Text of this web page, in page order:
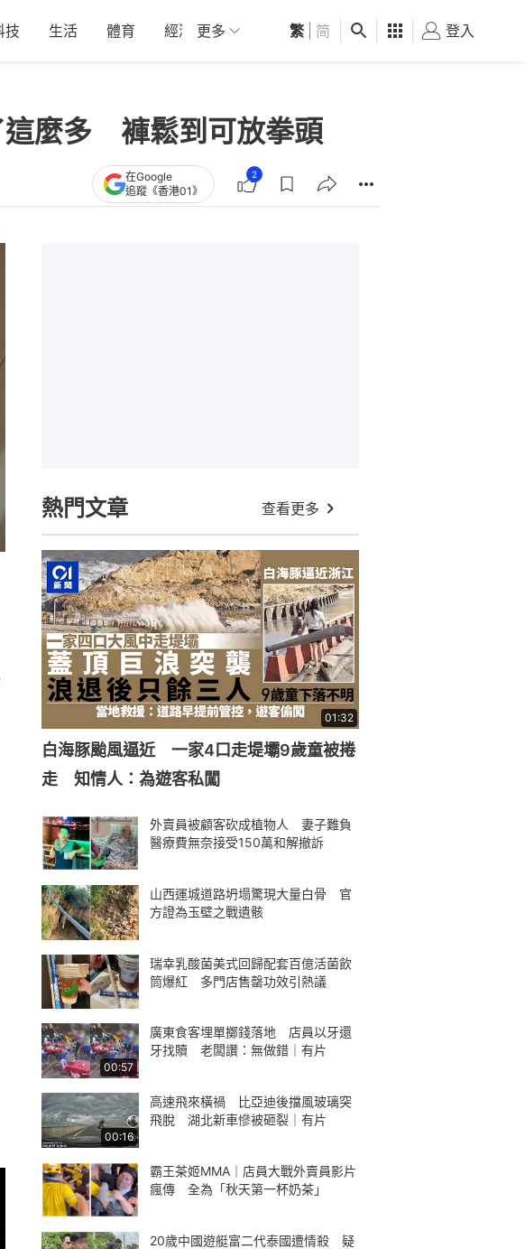
技 生活 體育 經濟 01深圳 觀點 健康 好食玩飛
更多 繁 简 登入
這麼多 褲鬆到可放拳頭
在Google
追蹤《香港01》
2
熱門文章 查看更多
01:32
白海豚颱風逼近 一家4口走堤壩9歲童被捲
走 知情人：為遊客私闖
外賣員被顧客砍成植物人 妻子難負
醫療費無奈接受150萬和解撤訴
山西運城道路坍塌驚現大量白骨 官
方證為玉壁之戰遺骸
瑞幸乳酸菌美式回歸配套百億活菌飲
筒爆紅 多門店售罄功效引熱議
00:57
廣東食客埋單擲錢落地 店員以牙還
牙找贖 老闆讚：無做錯｜有片
00:16
高速飛來橫禍 比亞迪後擋風玻璃突
飛脫 湖北新車慘被砸裂｜有片
霸王茶姬MMA｜店員大戰外賣員影片
瘋傳 全為「秋天第一杯奶茶」
20歲中國遊艇富二代泰國遭情殺 疑